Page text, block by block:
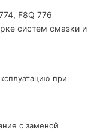
F8Q 776
систем смазки и
при
с заменой